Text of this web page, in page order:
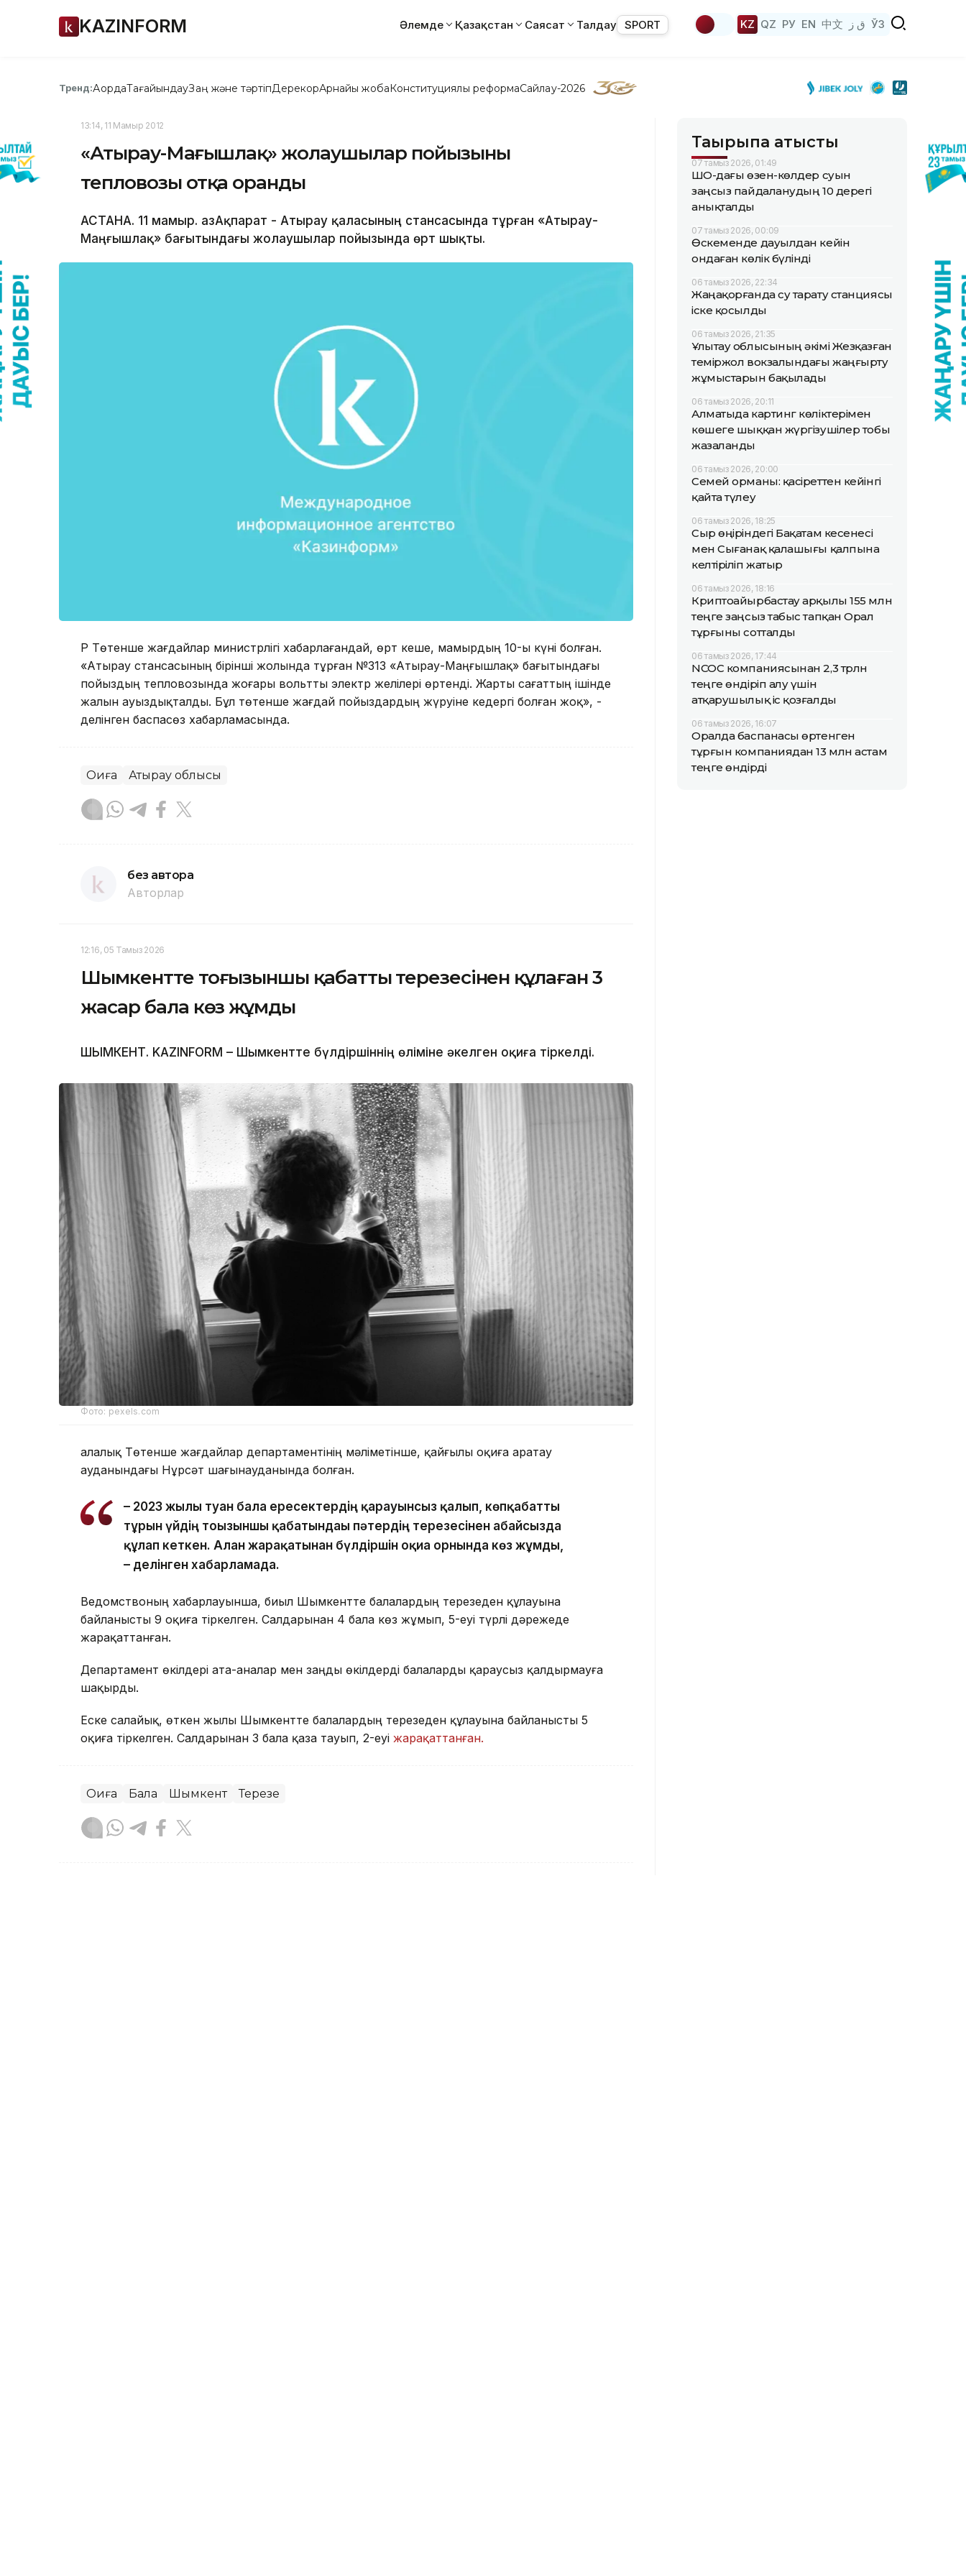
KAZINFORM Әлемде Қазақстан Саясат Талдау SPORT KZ QZ РУ EN 中文 ق ز ЎЗ
Тренд:АқордаТағайындауЗаң және тәртіпДерекқорАрнайы жобаКонституциялық реформаСайлау-2026
13:14, 11 Мамыр 2012
«Атырау-Маңғышлақ» жолаушылар пойызының
тепловозы отқа оранды
АСТАНА. 11 мамыр. ҚазАқпарат - Атырау қаласының стансасында тұрған «Атырау-
Маңғышлақ» бағытындағы жолаушылар пойызында өрт шықты.
ҚР Төтенше жағдайлар министрлігі хабарлағандай, өрт кеше, мамырдың 10-ы күні болған.
«Атырау стансасының бірінші жолында тұрған №313 «Атырау-Маңғышлақ» бағытындағы
пойыздың тепловозында жоғары вольтты электр желілері өртенді. Жарты сағаттың ішінде
жалын ауыздықталды. Бұл төтенше жағдай пойыздардың жүруіне кедергі болған жоқ», -
делінген баспасөз хабарламасында.
Оқиға Атырау облысы
без автора
Авторлар
12:16, 05 Тамыз 2026
Шымкентте тоғызыншы қабаттың терезесінен құлаған 3
жасар бала көз жұмды
ШЫМКЕНТ. KAZINFORM – Шымкентте бүлдіршіннің өліміне әкелген оқиға тіркелді.
Фото: pexels.com
Қалалық Төтенше жағдайлар департаментінің мәліметінше, қайғылы оқиға Қаратау
ауданындағы Нұрсәт шағынауданында болған.
– 2023 жылы туған бала ересектердің қарауынсыз қалып, көпқабатты
тұрғын үйдің тоғызыншы қабатындағы пәтердің терезесінен абайсызда
құлап кеткен. Алған жарақатынан бүлдіршін оқиға орнында көз жұмды,
– делінген хабарламада.
Ведомствоның хабарлауынша, биыл Шымкентте балалардың терезеден құлауына
байланысты 9 оқиға тіркелген. Салдарынан 4 бала көз жұмып, 5-еуі түрлі дәрежеде
жарақаттанған.
Департамент өкілдері ата-аналар мен заңды өкілдерді балаларды қараусыз қалдырмауға
шақырды.
Еске салайық, өткен жылы Шымкентте балалардың терезеден құлауына байланысты 5
оқиға тіркелген. Салдарынан 3 бала қаза тауып, 2-еуі жарақаттанған.
Оқиға Бала Шымкент Терезе
Тақырыпқа қатысты
07 тамыз 2026, 01:49
ШҚО-дағы өзен-көлдер суын
заңсыз пайдаланудың 10 дерегі
анықталды
07 тамыз 2026, 00:09
Өскеменде дауылдан кейін
ондаған көлік бүлінді
06 тамыз 2026, 22:34
Жаңақорғанда су тарату станциясы
іске қосылды
06 тамыз 2026, 21:35
Ұлытау облысының әкімі Жезқазған
теміржол вокзалындағы жаңғырту
жұмыстарын бақылады
06 тамыз 2026, 20:11
Алматыда картинг көліктерімен
көшеге шыққан жүргізушілер тобы
жазаланды
06 тамыз 2026, 20:00
Семей орманы: қасіреттен кейінгі
қайта түлеу
06 тамыз 2026, 18:25
Сыр өңіріндегі Бақатам кесенесі
мен Сығанақ қалашығы қалпына
келтіріліп жатыр
06 тамыз 2026, 18:16
Криптоайырбастау арқылы 155 млн
теңге заңсыз табыс тапқан Орал
тұрғыны сотталды
06 тамыз 2026, 17:44
NCOC компаниясынан 2,3 трлн
теңге өндіріп алу үшін
атқарушылық іс қозғалды
06 тамыз 2026, 16:07
Оралда баспанасы өртенген
тұрғын компаниядан 13 млн астам
теңге өндірді